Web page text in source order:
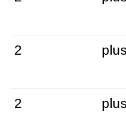
2 plus
2 plus